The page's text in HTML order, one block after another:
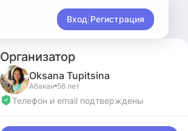
Вход Регистрация
Организатор
Oksana Tupitsina
Абакан 56 лет
Телефон и email подтверждены